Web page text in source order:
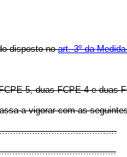
disposto noart. 3º da
5, duas FCPE-4 e duas
a vigorar com as